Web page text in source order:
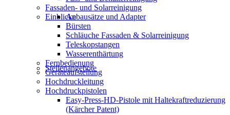
Einblicke
Stellenangebote
Fassaden- und Solarreinigung
Anbausätze und Adapter
Bürsten
Schläuche Fassaden & Solarreinigung
Teleskopstangen
Wasserenthärtung
Fernbedienung
Geräteaufstellung
Hochdruckleitung
Hochdruckpistolen
Easy-Press-HD-Pistole mit Haltekraftreduzierung
(Kärcher Patent)